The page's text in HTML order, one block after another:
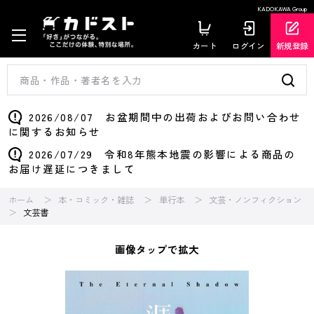
KADOKAWA Group
カート ログイン 新規登録
2026/08/07 お盆期間中の出荷およびお問い合わせ
に関するお知らせ
2026/07/29 令和8年熊本地震の影響による商品の
お届け遅延につきまして
ホーム 本・コミック・雑誌 単行本
文芸・ノンフィクション
文芸書
画像タップで拡大